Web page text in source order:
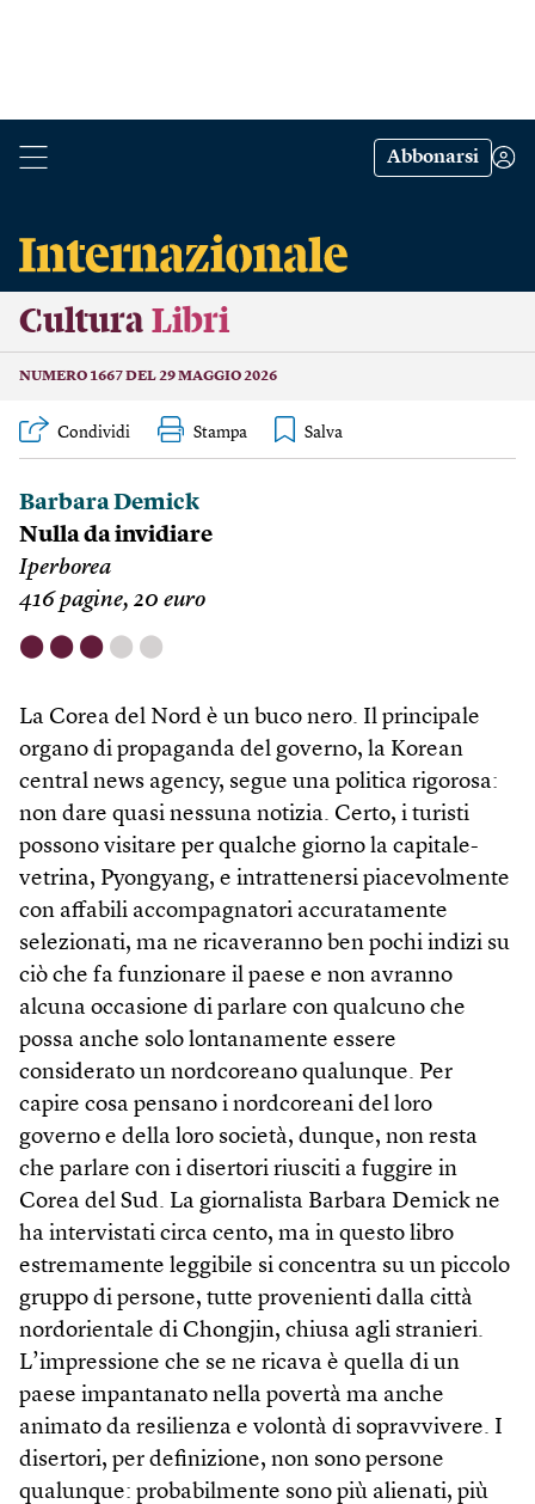
Abbonarsi
Cultura Libri
NUMERO 1667 DEL 29 MAGGIO 2026
Condividi Stampa
Barbara Demick
Nulla da invidiare
Iperborea
416 pagine, 20 euro
⬤ ⬤ ⬤ ⬤ ⬤
La Corea del Nord è un buco nero. Il principale
organo di propaganda del governo, la Korean
central news agency, segue una politica rigorosa:
non dare quasi nessuna notizia. Certo, i turisti
possono visitare per qualche giorno la capitale-
vetrina, Pyongyang, e intrattenersi piacevolmente
con affabili accompagnatori accuratamente
selezionati, ma ne ricaveranno ben pochi indizi su
ciò che fa funzionare il paese e non avranno
alcuna occasione di parlare con qualcuno che
possa anche solo lontanamente essere
considerato un nordcoreano qualunque. Per
capire cosa pensano i nordcoreani del loro
governo e della loro società, dunque, non resta
che parlare con i disertori riusciti a fuggire in
Corea del Sud. La giornalista Barbara Demick ne
ha intervistati circa cento, ma in questo libro
estremamente leggibile si concentra su un piccolo
gruppo di persone, tutte provenienti dalla città
nordorientale di Chongjin, chiusa agli stranieri.
L’impressione che se ne ricava è quella di un
paese impantanato nella povertà ma anche
animato da resilienza e volontà di sopravvivere. I
disertori, per definizione, non sono persone
qualunque: probabilmente sono più alienati, più